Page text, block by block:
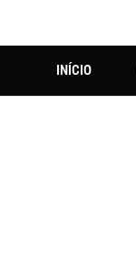
INÍCIO